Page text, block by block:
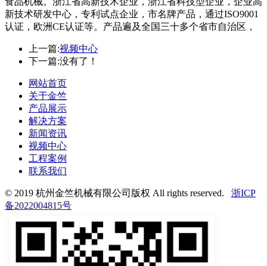
新技术研发中心，专利试点企业，市名牌产品，通过ISO9001
认证，欧洲CE认证等。产品遍及全国三十多个省市自治区，
上一篇:视频中心
下一篇:没有了！
网站首页
关于金竺
产品展示
解决方案
新闻资讯
视频中心
工程案例
联系我们
© 2019 杭州金竺机械有限公司版权 All rights reserved. 浙ICP
备2022004815号